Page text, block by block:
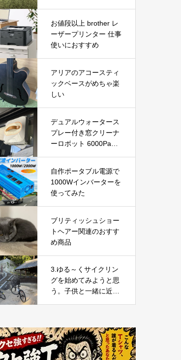
お値段以上 brother レ
ーザープリンター 仕事
使いにおすすめ
アリアのアコースティ
ックベースがめちゃ楽
しい
デュアルウォータース
プレー付き窓クリーナ
ーロボット 6000Pa吸
で掃除できる窓掃除ロ
ボットを徹底レビュー
自作ポータブル電源で
1000Wインバーターを
使ってみた
ブリティッシュショー
トヘアー関連のおすす
め商品
3.ゆる～くサイクリン
グを始めてみようと思
う。子供と一緒に近所